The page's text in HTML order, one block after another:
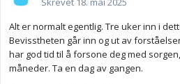
Alt er normalt egentlig. Tre uker inn i
Bevisstheten går inn og ut av
har god tid til å forsone deg med
måneder. Ta en dag av gangen.